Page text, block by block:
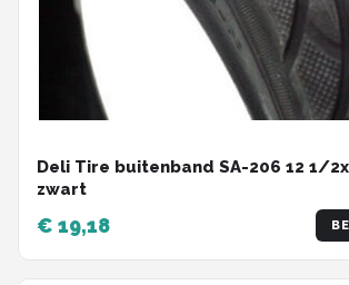
Deli Tire buitenband SA-206 12 1/
zwart
€ 19,18